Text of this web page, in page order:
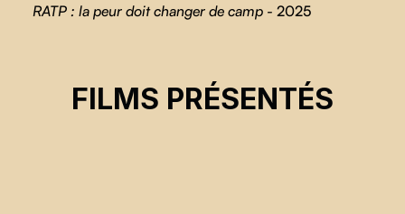
RATP : la peur doit changer de camp - 2025
FILMS PRÉSENTÉS
S'ILS TOUCHENT À L'UN D'ENTRE NOUS
Carol Sibony